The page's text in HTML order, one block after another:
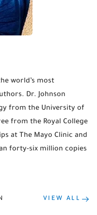
world’s most
Dr. Johnson
from the University of
from the Royal College
at The Mayo Clinic and
forty-six million copies
VIEW ALL